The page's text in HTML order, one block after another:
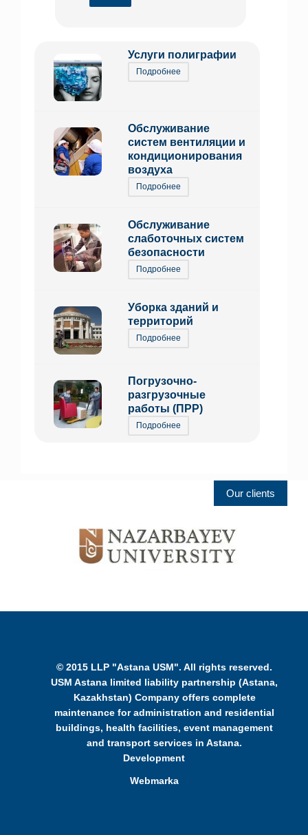
Услуги полиграфии
Подробнее
Обслуживание
систем вентиляции и
кондиционирования
воздуха
Подробнее
Обслуживание
слаботочных систем
безопасности
Подробнее
Уборка зданий и
территорий
Подробнее
Погрузочно-
разгрузочные
работы (ПРР)
Подробнее
Our clients
© 2015 LLP "Astana USM". All rights reserved.
USM Astana limited liability partnership (Astana,
Kazakhstan) Company offers complete
maintenance for administration and residential
buildings, health facilities, event management
and transport services in Astana.
Development
Webmarka